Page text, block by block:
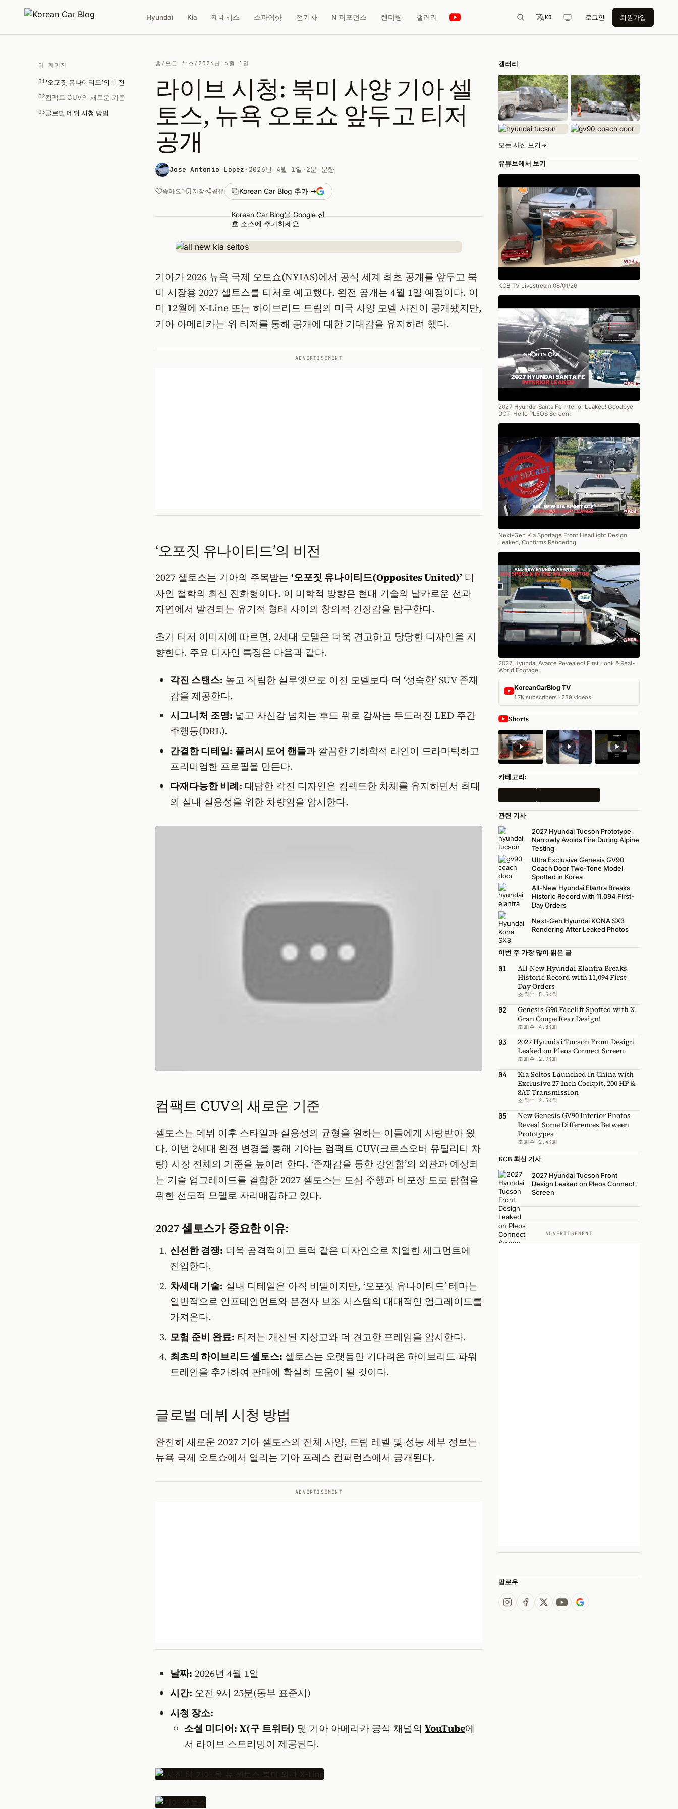
Hyundai Kia 제네시스 스파이샷 전기차 N 퍼포먼스 렌더링 갤러리 KO 로그인 회원가입
이 페이지
01‘오포짓 유나이티드’의 비전
02컴팩트 CUV의 새로운 기준
03글로벌 데뷔 시청 방법
홈 / 모든 뉴스 / 2026년 4월 1일
라이브 시청: 북미 사양 기아 셀
토스, 뉴욕 오토쇼 앞두고 티저
공개
Jose Antonio Lopez · 2026년 4월 1일 · 2분 분량
좋아요0 저장 공유 Korean Car Blog 추가 →
Korean Car Blog을 Google 선
호 소스에 추가하세요
기아가 2026 뉴욕 국제 오토쇼(NYIAS)에서 공식 세계 최초 공개를 앞두고 북
미 시장용 2027 셀토스를 티저로 예고했다. 완전 공개는 4월 1일 예정이다. 이
미 12월에 X-Line 또는 하이브리드 트림의 미국 사양 모델 사진이 공개됐지만,
기아 아메리카는 위 티저를 통해 공개에 대한 기대감을 유지하려 했다.
ADVERTISEMENT
‘오포짓 유나이티드’의 비전
2027 셀토스는 기아의 주목받는 ‘오포짓 유나이티드(Opposites United)’ 디
자인 철학의 최신 진화형이다. 이 미학적 방향은 현대 기술의 날카로운 선과
자연에서 발견되는 유기적 형태 사이의 창의적 긴장감을 탐구한다.
초기 티저 이미지에 따르면, 2세대 모델은 더욱 견고하고 당당한 디자인을 지
향한다. 주요 디자인 특징은 다음과 같다.
각진 스탠스: 높고 직립한 실루엣으로 이전 모델보다 더 ‘성숙한’ SUV 존재
감을 제공한다.
시그니처 조명: 넓고 자신감 넘치는 후드 위로 감싸는 두드러진 LED 주간
주행등(DRL).
간결한 디테일: 플러시 도어 핸들과 깔끔한 기하학적 라인이 드라마틱하고
프리미엄한 프로필을 만든다.
다재다능한 비례: 대담한 각진 디자인은 컴팩트한 차체를 유지하면서 최대
의 실내 실용성을 위한 차량임을 암시한다.
컴팩트 CUV의 새로운 기준
셀토스는 데뷔 이후 스타일과 실용성의 균형을 원하는 이들에게 사랑받아 왔
다. 이번 2세대 완전 변경을 통해 기아는 컴팩트 CUV(크로스오버 유틸리티 차
량) 시장 전체의 기준을 높이려 한다. ‘존재감을 통한 강인함’의 외관과 예상되
는 기술 업그레이드를 결합한 2027 셀토스는 도심 주행과 비포장 도로 탐험을
위한 선도적 모델로 자리매김하고 있다.
2027 셀토스가 중요한 이유:
신선한 경쟁: 더욱 공격적이고 트럭 같은 디자인으로 치열한 세그먼트에
진입한다.
차세대 기술: 실내 디테일은 아직 비밀이지만, ‘오포짓 유나이티드’ 테마는
일반적으로 인포테인먼트와 운전자 보조 시스템의 대대적인 업그레이드를
가져온다.
모험 준비 완료: 티저는 개선된 지상고와 더 견고한 프레임을 암시한다.
최초의 하이브리드 셀토스: 셀토스는 오랫동안 기다려온 하이브리드 파워
트레인을 추가하여 판매에 확실히 도움이 될 것이다.
글로벌 데뷔 시청 방법
완전히 새로운 2027 기아 셀토스의 전체 사양, 트림 레벨 및 성능 세부 정보는
뉴욕 국제 오토쇼에서 열리는 기아 프레스 컨퍼런스에서 공개된다.
ADVERTISEMENT
날짜: 2026년 4월 1일
시간: 오전 9시 25분(동부 표준시)
시청 장소:
소셜 미디어: X(구 트위터) 및 기아 아메리카 공식 채널의 YouTube에
서 라이브 스트리밍이 제공된다.
갤러리
모든 사진 보기 →
유튜브에서 보기
KCB TV Livestream 08/01/26
2027 Hyundai Santa Fe Interior Leaked! Goodbye
DCT, Hello PLEOS Screen!
Next-Gen Kia Sportage Front Headlight Design
Leaked, Confirms Rendering
2027 Hyundai Avante Revealed! First Look & Real-
World Footage
KoreanCarBlog TV
1.7K subscribers · 239 videos
Shorts
카테고리:
관련 기사
2027 Hyundai Tucson Prototype
Narrowly Avoids Fire During Alpine
Testing
Ultra Exclusive Genesis GV90
Coach Door Two-Tone Model
Spotted in Korea
All-New Hyundai Elantra Breaks
Historic Record with 11,094 First-
Day Orders
Next-Gen Hyundai KONA SX3
Rendering After Leaked Photos
이번 주 가장 많이 읽은 글
01
All-New Hyundai Elantra Breaks
Historic Record with 11,094 First-
Day Orders
조회수 5.5K회
02
Genesis G90 Facelift Spotted with X
Gran Coupe Rear Design!
조회수 4.8K회
03
2027 Hyundai Tucson Front Design
Leaked on Pleos Connect Screen
조회수 2.9K회
04
Kia Seltos Launched in China with
Exclusive 27-Inch Cockpit, 200 HP &
8AT Transmission
조회수 2.5K회
05
New Genesis GV90 Interior Photos
Reveal Some Differences Between
Prototypes
조회수 2.4K회
KCB 최신 기사
2027 Hyundai Tucson Front
Design Leaked on Pleos Connect
Screen
ADVERTISEMENT
팔로우